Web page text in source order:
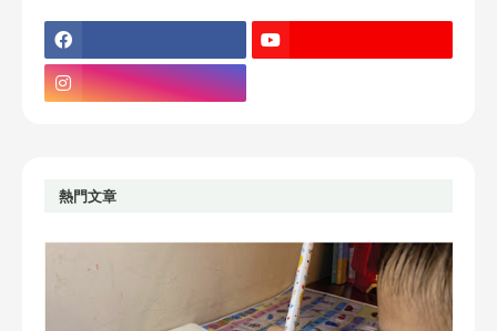
熱門文章